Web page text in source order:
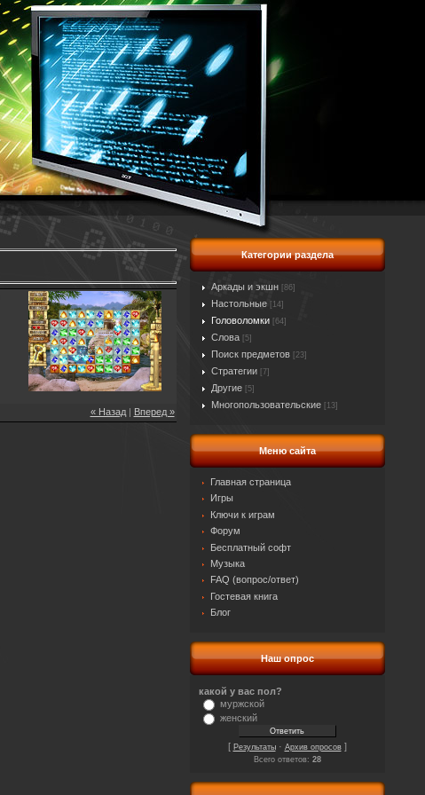
« Назад| Вперед »
Категории раздела
Аркады и экшн [86]
Настольные [14]
Головоломки [64]
Слова [5]
Поиск предметов [23]
Стратегии [7]
Другие [5]
Многопользовательские [13]
Меню сайта
Главная страница
Игры
Ключи к играм
Форум
Бесплатный софт
Музыка
FAQ (вопрос/ответ)
Гостевая книга
Блог
Наш опрос
какой у вас пол?
муржской
женский
[ Результаты· Архив опросов]
Всего ответов: 28